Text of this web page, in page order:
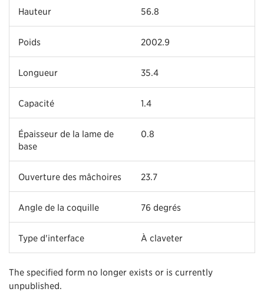
Hauteur 56.8
Poids 2002.9
Longueur 35.4
Capacité 1.4
Épaisseur de la lame de
base
0.8
Ouverture des mâchoires 23.7
Angle de la coquille 76 degrés
Type d'interface À claveter
The specified form no longer exists or is currently
unpublished.